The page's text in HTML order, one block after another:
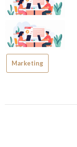
Marketing